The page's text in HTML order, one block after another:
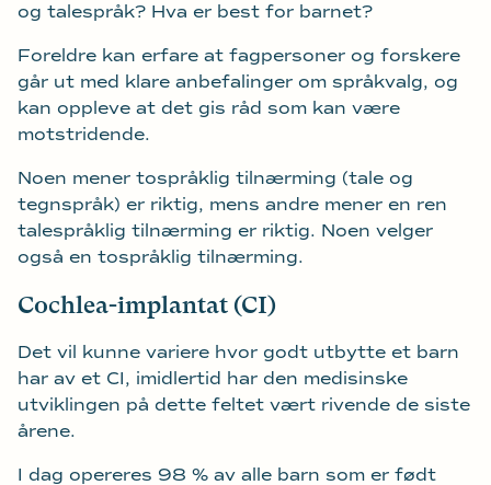
og talespråk? Hva er best for barnet?
Foreldre kan erfare at fagpersoner og forskere
går ut med klare anbefalinger om språkvalg, og
kan oppleve at det gis råd som kan være
motstridende.
Noen mener tospråklig tilnærming (tale og
tegnspråk) er riktig, mens andre mener en ren
talespråklig tilnærming er riktig. Noen velger
også en tospråklig tilnærming.
Cochlea-implantat (CI)
Det vil kunne variere hvor godt utbytte et barn
har av et CI, imidlertid har den medisinske
utviklingen på dette feltet vært rivende de siste
årene.
I dag opereres 98 % av alle barn som er født